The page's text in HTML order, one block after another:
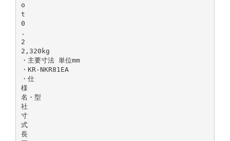
o
t
0
.
2
2,320kg
・主要寸法 単位mm
・KR-NKR81EA
・仕
様
名・型
社
寸
式
長